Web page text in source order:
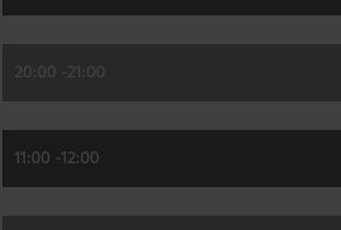
20:00 - 21:00
11:00 -12:00